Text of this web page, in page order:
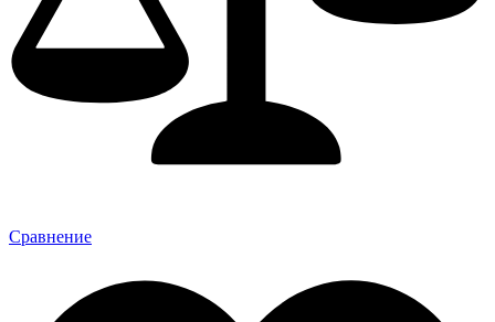
Сравнение